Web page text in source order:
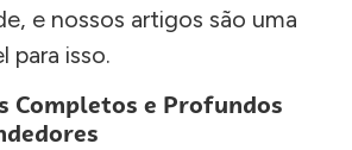
e nossos artigos são uma
para isso.
Completos e Profundos